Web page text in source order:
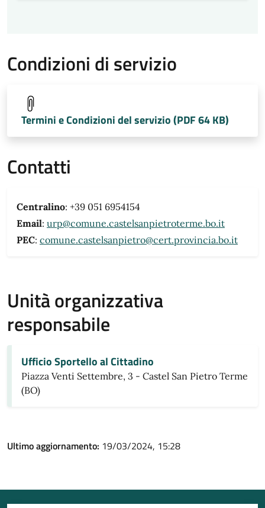
Condizioni di servizio
Termini e Condizioni del servizio (PDF 64 KB)
Contatti
Centralino: +39 051 6954154
Email: urp@comune.castelsanpietroterme.bo.it
PEC: comune.castelsanpietro@cert.provincia.bo.it
Unità organizzativa
responsabile
Ufficio Sportello al Cittadino
Piazza Venti Settembre, 3 - Castel San Pietro Terme
(BO)
Ultimo aggiornamento: 19/03/2024, 15:28